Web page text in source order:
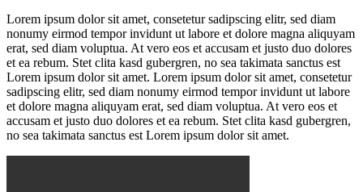
Lorem ipsum dolor sit amet, consetetur sadipscing elitr, sed diam
nonumy eirmod tempor invidunt ut labore et dolore magna aliquyam
erat, sed diam voluptua. At vero eos et accusam et justo duo dolores
et ea rebum. Stet clita kasd gubergren, no sea takimata sanctus est
Lorem ipsum dolor sit amet. Lorem ipsum dolor sit amet, consetetur
sadipscing elitr, sed diam nonumy eirmod tempor invidunt ut labore
et dolore magna aliquyam erat, sed diam voluptua. At vero eos et
accusam et justo duo dolores et ea rebum. Stet clita kasd gubergren,
no sea takimata sanctus est Lorem ipsum dolor sit amet.